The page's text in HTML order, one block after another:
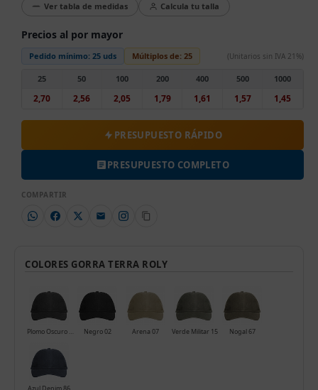
Ver tabla de medidas Calcula tu talla
Precios al por mayor
Pedido mínimo: 25 uds Múltiplos de: 25 (Unitarios sin IVA 21%)
25
2,70
50
2,56
100
2,05
200
1,79
400
1,61
500
1,57
1000
1,45
PRESUPUESTO RÁPIDO
PRESUPUESTO COMPLETO
COMPARTIR
COLORES GORRA TERRA ROLY
Plomo Oscuro 46 Negro 02 Arena 07 Verde Militar 15 Nogal 67